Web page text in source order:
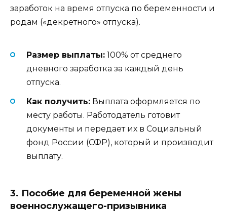
заработок на время отпуска по беременности и
родам («декретного» отпуска).
Размер выплаты: 100% от среднего
дневного заработка за каждый день
отпуска.
Как получить: Выплата оформляется по
месту работы. Работодатель готовит
документы и передает их в Социальный
фонд России (СФР), который и производит
выплату.
3. Пособие для беременной жены
военнослужащего-призывника